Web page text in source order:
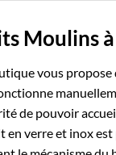
Moulins
vous propose
de pouvoir
en verre et inox